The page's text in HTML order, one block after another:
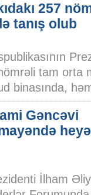
257
tanış olub
tam orta
binasında,
Gəncəvi
İlham